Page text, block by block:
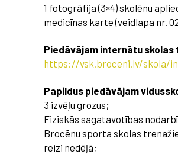
1 fotogrāfija (3×4) skolēnu
medicīnas karte (veidlapa nr.
Piedāvājam internātu
https://vsk.broceni.lv/skola/
Papildus piedāvājam
3 izvēļu grozus;
Fiziskās sagatavotības
Brocēnu sporta skolas
reizi nedēļā;